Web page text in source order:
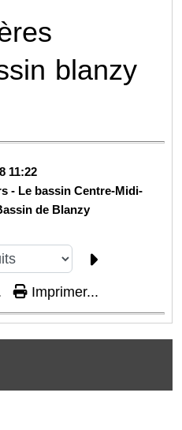
blanzy
11:22
- Le bassin Centre-Midi-
de Blanzy
Imprimer...